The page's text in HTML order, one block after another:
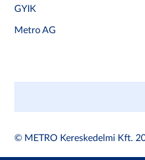
GYIK
Metro AG
© METRO Kereskedelmi Kft.